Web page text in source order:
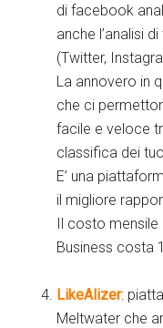
di facebook
anche l’analisi
(Twitter,
La annovero in
che ci
facile e veloce
classifica dei
E’ una
il migliore
Il costo mensile
Business costa
LikeAlizer:
Meltwater che